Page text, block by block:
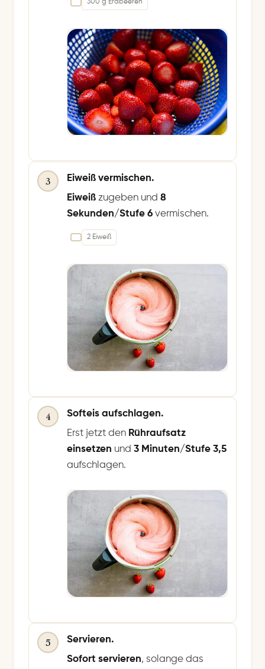
300 g Erdbeeren
3
Eiweiß vermischen.
Eiweiß zugeben und 8
Sekunden/Stufe 6 vermischen.
2 Eiweiß
4
Softeis aufschlagen.
Erst jetzt den Rühraufsatz
einsetzen und 3 Minuten/Stufe 3,5
aufschlagen.
5
Servieren.
Sofort servieren, solange das